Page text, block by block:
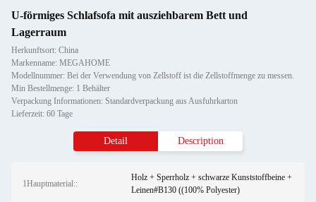
U-förmiges Schlafsofa mit ausziehbarem Bett und
Lagerraum
Herkunftsort: China
Markenname: MEGAHOME
Modellnummer: Bei der Verwendung von Zellstoff ist die Zellstoffmenge zu messen.
Min Bestellmenge: 1 Behälter
Verpackung Informationen: Standardverpackung aus Ausfuhrkarton
Lieferzeit: 60 Tage
Detail Description
1Hauptmaterial::
Holz + Sperrholz + schwarze Kunststoffbeine +
Leinen#B130 ((100% Polyester)